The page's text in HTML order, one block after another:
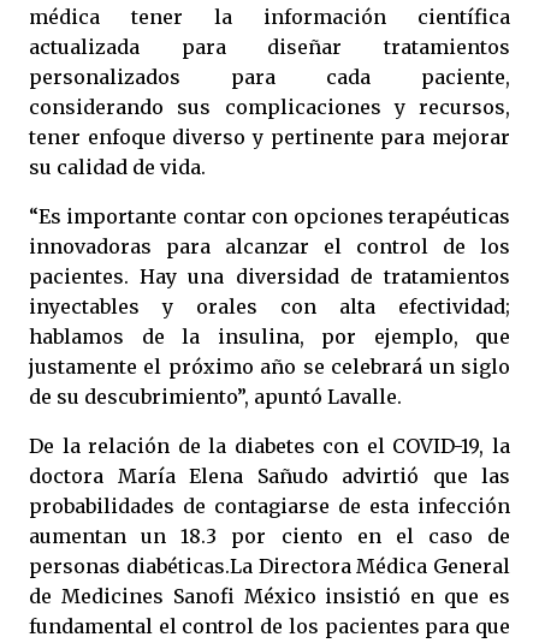
médica tener la información científica
actualizada para diseñar tratamientos
personalizados para cada paciente,
considerando sus complicaciones y recursos,
tener enfoque diverso y pertinente para mejorar
su calidad de vida.
“Es importante contar con opciones terapéuticas
innovadoras para alcanzar el control de los
pacientes. Hay una diversidad de tratamientos
inyectables y orales con alta efectividad;
hablamos de la insulina, por ejemplo, que
justamente el próximo año se celebrará un siglo
de su descubrimiento”, apuntó Lavalle.
De la relación de la diabetes con el COVID-19, la
doctora María Elena Sañudo advirtió que las
probabilidades de contagiarse de esta infección
aumentan un 18.3 por ciento en el caso de
personas diabéticas.La Directora Médica General
de Medicines Sanofi México insistió en que es
fundamental el control de los pacientes para que